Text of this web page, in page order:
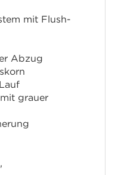
mit Flush-
Abzug
grauer